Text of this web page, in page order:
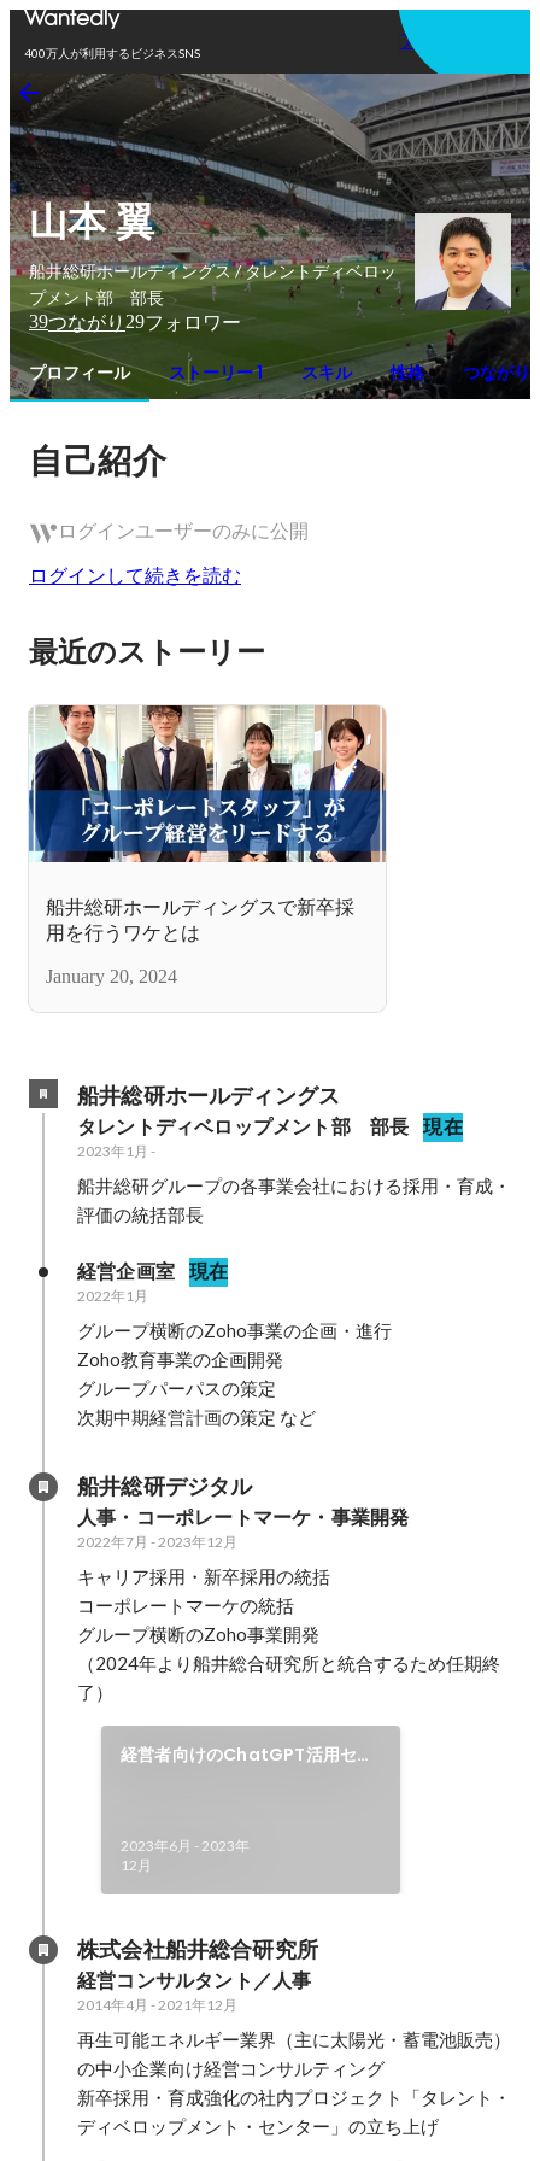
400万人が利用するビジネスSNS
アプリを使う
山本 翼
船井総研ホールディングス / タレントディベロッ
プメント部 部長
39つながり 29フォロワー
プロフィール ストーリー 1 スキル 性格 つながり
自己紹介
ログインユーザーのみに公開
ログインして続きを読む
最近のストーリー
船井総研ホールディングスで新卒採
用を行うワケとは
January 20, 2024
船井総研ホールディングス
タレントディベロップメント部　部長 現在
2023年1月 -
船井総研グループの各事業会社における採用・育成・
評価の統括部長
経営企画室 現在
2022年1月
グループ横断のZoho事業の企画・進行
Zoho教育事業の企画開発
グループパーパスの策定
次期中期経営計画の策定 など
船井総研デジタル
人事・コーポレートマーケ・事業開発
2022年7月 - 2023年12月
キャリア採用・新卒採用の統括
コーポレートマーケの統括
グループ横断のZoho事業開発
（2024年より船井総合研究所と統合するため任期終
了）
経営者向けのChatGPT活用セミ
2023年6月 - 2023年
12月
株式会社船井総合研究所
経営コンサルタント／人事
2014年4月 - 2021年12月
再生可能エネルギー業界（主に太陽光・蓄電池販売）
の中小企業向け経営コンサルティング
新卒採用・育成強化の社内プロジェクト「タレント・
ディベロップメント・センター」の立ち上げ